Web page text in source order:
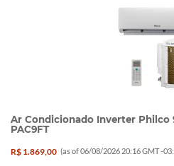
Ar Condicionado Inverter Philco
PAC9FT
R$ 1.869,00 (as of 06/08/2026 20:16 GMT -